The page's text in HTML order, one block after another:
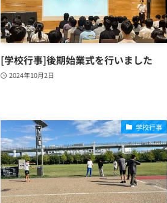
[学校行事]後期始業式を行いました
2024年10月2日
学校行事